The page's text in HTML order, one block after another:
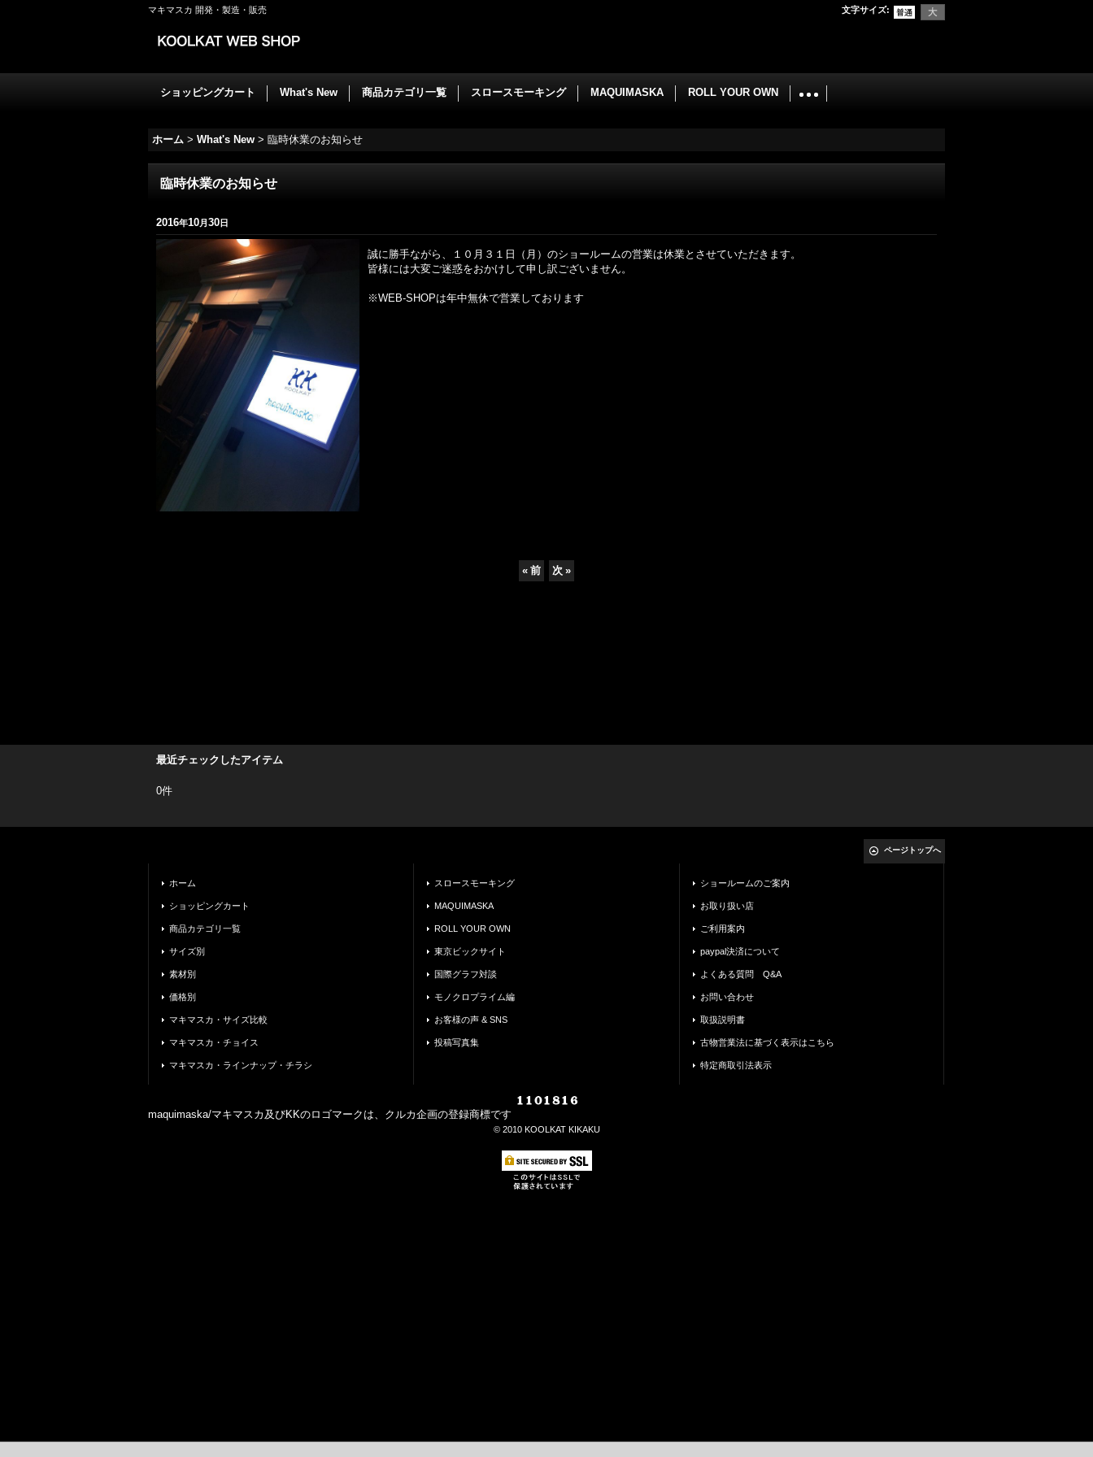
マキマスカ 開発・製造・販売 文字サイズ:
ショッピングカート What's New 商品カテゴリ一覧 スロースモーキング MAQUIMASKA ROLL YOUR OWN
ホーム > What's New > 臨時休業のお知らせ
臨時休業のお知らせ
2016年10月30日
誠に勝手ながら、１０月３１日（月）のショールームの営業は休業とさせていただきます。
皆様には大変ご迷惑をおかけして申し訳ございません。
※WEB-SHOPは年中無休で営業しております
« 前 次 »
最近チェックしたアイテム
0件
ページトップへ
ホーム
ショッピングカート
商品カテゴリ一覧
サイズ別
素材別
価格別
マキマスカ・サイズ比較
マキマスカ・チョイス
マキマスカ・ラインナップ・チラシ
スロースモーキング
MAQUIMASKA
ROLL YOUR OWN
東京ビックサイト
国際グラフ対談
モノクロプライム編
お客様の声 & SNS
投稿写真集
ショールームのご案内
お取り扱い店
ご利用案内
paypal決済について
よくある質問 Q&A
お問い合わせ
取扱説明書
古物営業法に基づく表示はこちら
特定商取引法表示
maquimaska/マキマスカ及びKKのロゴマークは、クルカ企画の登録商標です
©︎ 2010 KOOLKAT KIKAKU